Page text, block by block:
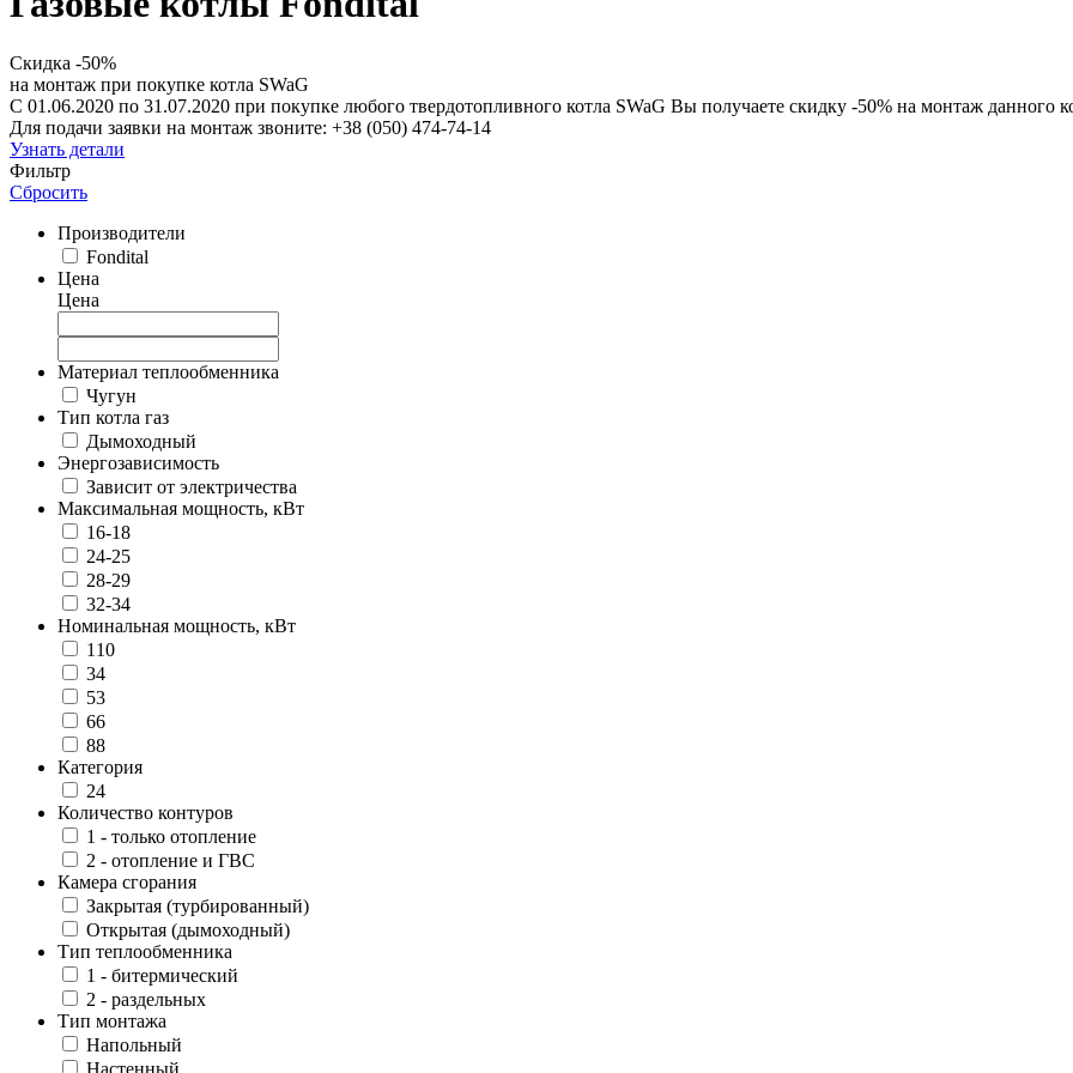
Скидка -50%
на монтаж при покупке котла SWaG
С 01.06.2020 по 31.07.2020 при покупке любого твердотопливного котла SWaG Вы получаете скидку -50% на монтаж данного
Для подачи заявки на монтаж звоните: +38 (050) 474-74-14
Узнать детали
Фильтр
Сбросить
Производители
Fondital
Цена
Цена
Материал теплообменника
Чугун
Тип котла газ
Дымоходный
Энергозависимость
Зависит от электричества
Максимальная мощность, кВт
16-18
24-25
28-29
32-34
Номинальная мощность, кВт
110
34
53
66
88
Категория
24
Количество контуров
1 - только отопление
2 - отопление и ГВС
Камера сгорания
Закрытая (турбированный)
Открытая (дымоходный)
Тип теплообменника
1 - битермический
2 - раздельных
Тип монтажа
Напольный
Настенный